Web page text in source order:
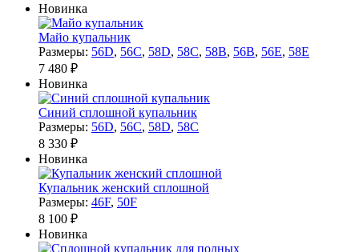
Новинка
Майо купальник
Размеры: 56D, 56C, 58D, 58C, 58B, 56B, 56E, 58E
7 480 ₽
Новинка
Синий сплошной купальник
Размеры: 56D, 56C, 58D, 58C
8 330 ₽
Новинка
Купальник женский сплошной
Размеры: 46F, 50F
8 100 ₽
Новинка